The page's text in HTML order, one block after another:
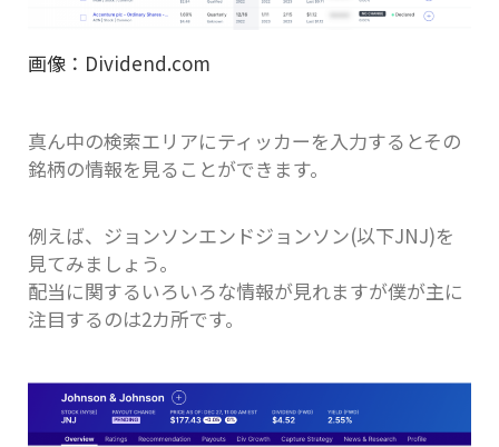
画像：Dividend.com
真ん中の検索エリアにティッカーを入力するとその
銘柄の情報を見ることができます。
例えば、ジョンソンエンドジョンソン(以下JNJ)を
見てみましょう。
配当に関するいろいろな情報が見れますが僕が主に
注目するのは2カ所です。